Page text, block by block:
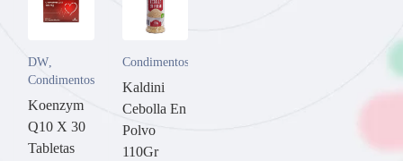
DW,
Condimentos
Koenzym
Q10 X 30
Tabletas
Condimentos
Kaldini
Cebolla En
Polvo
110Gr